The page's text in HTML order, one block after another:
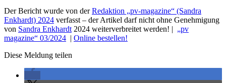
Der Bericht wurde von derRedaktion „pv-magazine“ (Sandra
Enkhardt) 2024 verfasst – der Artikel darf nicht ohne Genehmigung
von Sandra Enkhardt 2024 weiterverbreitet werden! | „pv
magazine“ 03/2024 | Online bestellen!
Diese Meldung teilen